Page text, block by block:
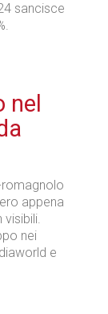
sancisce
nel
romagnolo
appena
visibili.
nei
e